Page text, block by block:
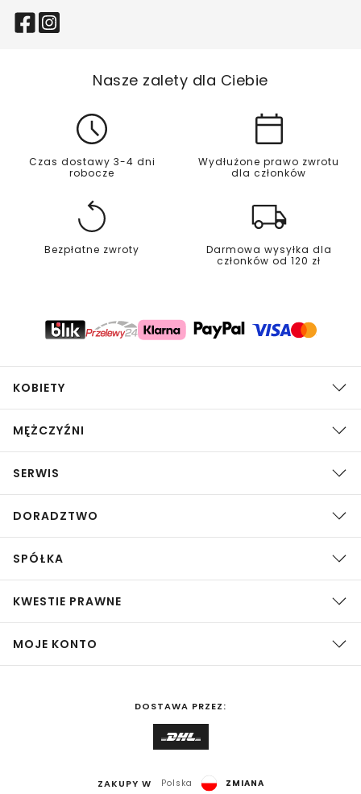
Nasze zalety dla Ciebie
Czas dostawy 3-4 dni
robocze
Wydłużone prawo zwrotu
dla członków
Bezpłatne zwroty
Darmowa wysyłka dla
członków od 120 zł
KOBIETY
MĘŻCZYŹNI
SERWIS
DORADZTWO
SPÓŁKA
KWESTIE PRAWNE
MOJE KONTO
DOSTAWA PRZEZ:
ZAKUPY W Polska ZMIANA